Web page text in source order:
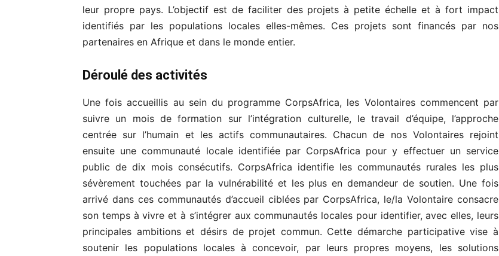
leur propre pays. L’objectif est de faciliter des projets à petite échelle et à fort impact
identifiés par les populations locales elles-mêmes. Ces projets sont financés par nos
partenaires en Afrique et dans le monde entier.
Déroulé des activités
Une fois accueillis au sein du programme CorpsAfrica, les Volontaires commencent par
suivre un mois de formation sur l’intégration culturelle, le travail d’équipe, l’approche
centrée sur l’humain et les actifs communautaires. Chacun de nos Volontaires rejoint
ensuite une communauté locale identifiée par CorpsAfrica pour y effectuer un service
public de dix mois consécutifs. CorpsAfrica identifie les communautés rurales les plus
sévèrement touchées par la vulnérabilité et les plus en demandeur de soutien. Une fois
arrivé dans ces communautés d’accueil ciblées par CorpsAfrica, le/la Volontaire consacre
son temps à vivre et à s’intégrer aux communautés locales pour identifier, avec elles, leurs
principales ambitions et désirs de projet commun. Cette démarche participative vise à
soutenir les populations locales à concevoir, par leurs propres moyens, les solutions